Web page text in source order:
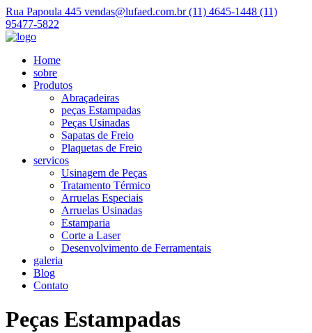
Rua Papoula 445 vendas@lufaed.com.br(11) 4645-1448 (11)
95477-5822
Home
sobre
Produtos
Abraçadeiras
peças Estampadas
Peças Usinadas
Sapatas de Freio
Plaquetas de Freio
servicos
Usinagem de Peças
Tratamento Térmico
Arruelas Especiais
Arruelas Usinadas
Estamparia
Corte a Laser
Desenvolvimento de Ferramentais
galeria
Blog
Contato
Peças Estampadas